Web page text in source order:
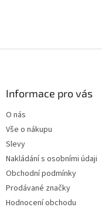
Informace pro vás
O nás
Vše o nákupu
Slevy
Nakládání s osobními údaji
Obchodní podmínky
Prodávané značky
Hodnocení obchodu